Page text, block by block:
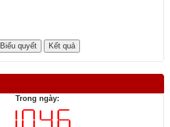
Trong ngày: